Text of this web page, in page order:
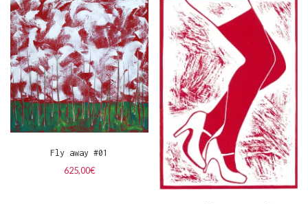
Fly away #01
625,00€